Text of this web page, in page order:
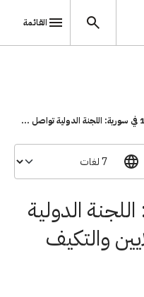
القائمة
اللجنة الدولية
والتكيف